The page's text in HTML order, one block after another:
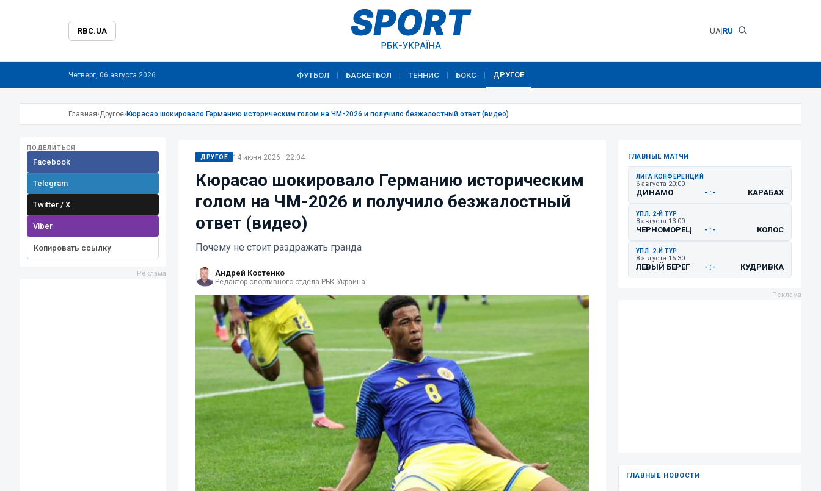
RBC.UA UA|RU
Четверг, 06 августа 2026 ФУТБОЛ БАСКЕТБОЛ ТЕННИС БОКС ДРУГОЕ
Главная›Другое› Кюрасао шокировало Германию историческим голом на ЧМ-2026 и получило безжалостный ответ (видео)
ПОДЕЛИТЬСЯ
Facebook
Telegram
Twitter / X
Viber
Копировать ссылку
ДРУГОЕ 14 июня 2026 · 22:04
Кюрасао шокировало Германию историческим
голом на ЧМ-2026 и получило безжалостный
ответ (видео)
Почему не стоит раздражать гранда
Андрей Костенко
Редактор спортивного отдела РБК-Украина
ГЛАВНЫЕ МАТЧИ
ЛИГА КОНФЕРЕНЦИЙ
6 августа 20:00
ДИНАМО - : - КАРАБАХ
УПЛ. 2-Й ТУР
8 августа 13:00
ЧЕРНОМОРЕЦ - : - КОЛОС
УПЛ. 2-Й ТУР
8 августа 15:30
ЛЕВЫЙ БЕРЕГ - : - КУДРИВКА
ГЛАВНЫЕ НОВОСТИ